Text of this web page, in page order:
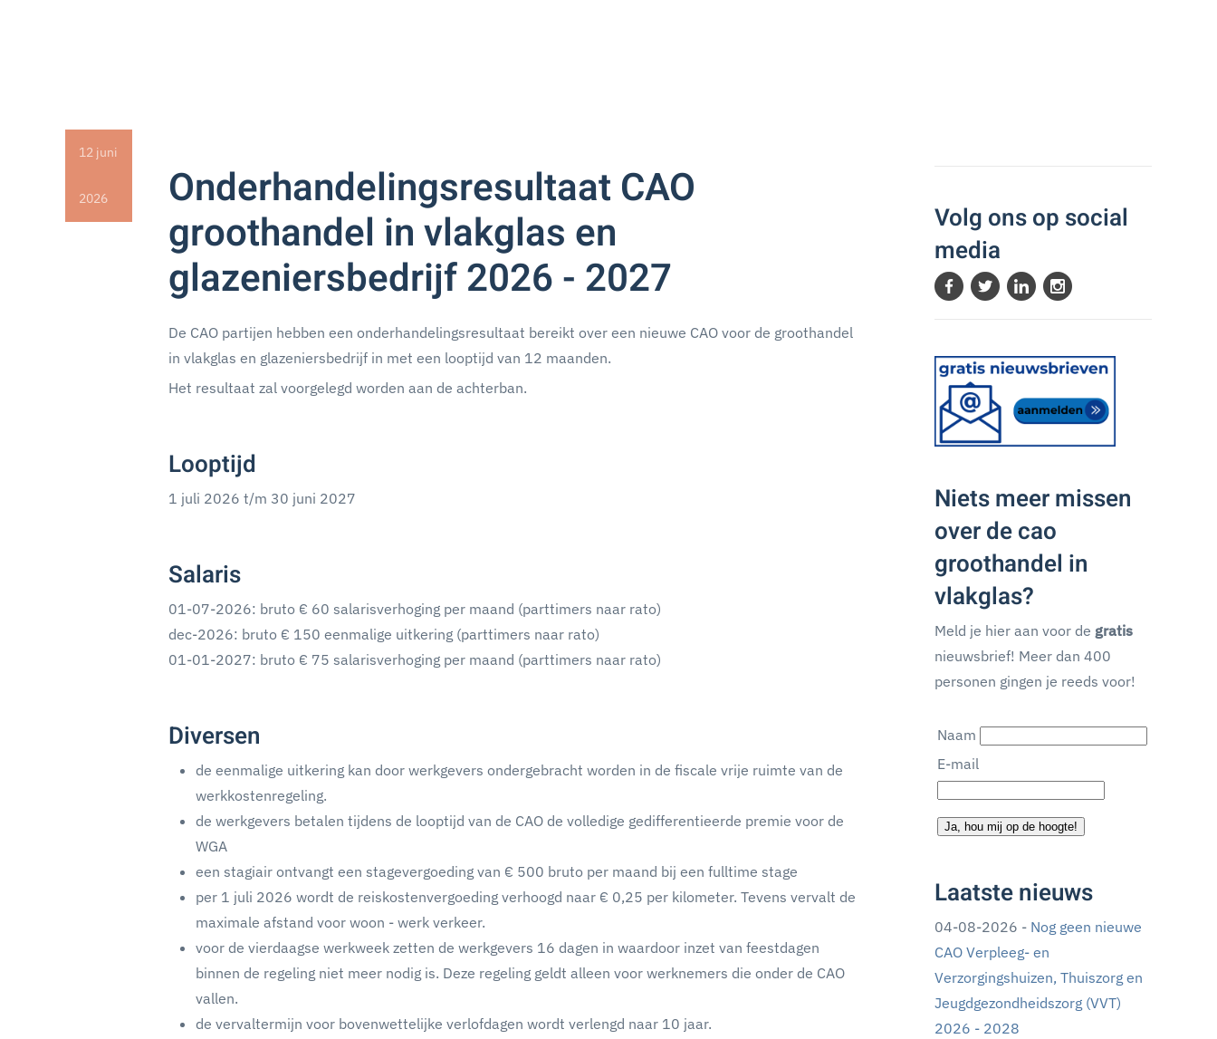
12 juni
2026
Onderhandelingsresultaat CAO
groothandel in vlakglas en
glazeniersbedrijf 2026 - 2027
De CAO partijen hebben een onderhandelingsresultaat bereikt over een nieuwe CAO voor de groothandel
in vlakglas en glazeniersbedrijf in met een looptijd van 12 maanden.
Het resultaat zal voorgelegd worden aan de achterban.
Looptijd
1 juli 2026 t/m 30 juni 2027
Salaris
01-07-2026: bruto € 60 salarisverhoging per maand (parttimers naar rato)
dec-2026: bruto € 150 eenmalige uitkering (parttimers naar rato)
01-01-2027: bruto € 75 salarisverhoging per maand (parttimers naar rato)
Diversen
de eenmalige uitkering kan door werkgevers ondergebracht worden in de fiscale vrije ruimte van de
werkkostenregeling.
de werkgevers betalen tijdens de looptijd van de CAO de volledige gedifferentieerde premie voor de
WGA
een stagiair ontvangt een stagevergoeding van € 500 bruto per maand bij een fulltime stage
per 1 juli 2026 wordt de reiskostenvergoeding verhoogd naar € 0,25 per kilometer. Tevens vervalt de
maximale afstand voor woon - werk verkeer.
voor de vierdaagse werkweek zetten de werkgevers 16 dagen in waardoor inzet van feestdagen
binnen de regeling niet meer nodig is. Deze regeling geldt alleen voor werknemers die onder de CAO
vallen.
de vervaltermijn voor bovenwettelijke verlofdagen wordt verlengd naar 10 jaar.
Volg ons op social
media
Niets meer missen
over de cao
groothandel in
vlakglas?
Meld je hier aan voor de gratis
nieuwsbrief! Meer dan 400
personen gingen je reeds voor!
Naam
E-mail
Ja, hou mij op de hoogte!
Laatste nieuws
04-08-2026 - Nog geen nieuwe
CAO Verpleeg- en
Verzorgingshuizen, Thuiszorg en
Jeugdgezondheidszorg (VVT)
2026 - 2028